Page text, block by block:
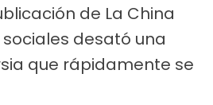
de La China
desató una
que rápidamente se